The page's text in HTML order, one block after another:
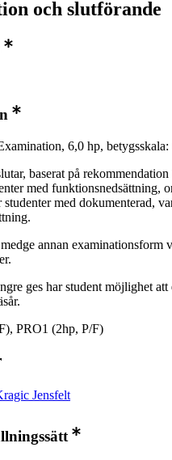
och slutförande
6,0 hp, betygsskala:
baserat på
med funktionsnedsättning,
med dokumenterad,
annan examinationsform
ges har student möjlighet att
PRO1 (2hp, P/F)
Jensfelt